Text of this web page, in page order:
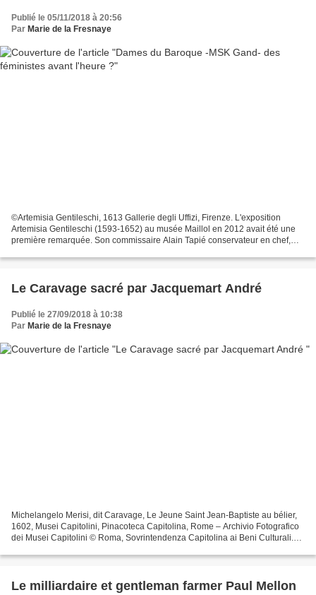
Publié le 05/11/2018 à 20:56
Par Marie de la Fresnaye
©Artemisia Gentileschi, 1613 Gallerie degli Uffizi, Firenze. L'exposition
Artemisia Gentileschi (1593-1652) au musée Maillol en 2012 avait été une
première remarquée. Son commissaire Alain Tapié conservateur en chef,
Le Caravage sacré par Jacquemart André
Publié le 27/09/2018 à 10:38
Par Marie de la Fresnaye
Michelangelo Merisi, dit Caravage, Le Jeune Saint Jean-Baptiste au bélier,
1602, Musei Capitolini, Pinacoteca Capitolina, Rome – Archivio Fotografico
dei Musei Capitolini © Roma, Sovrintendenza Capitolina ai Beni Culturali.
Le milliardaire et gentleman farmer Paul Mellon